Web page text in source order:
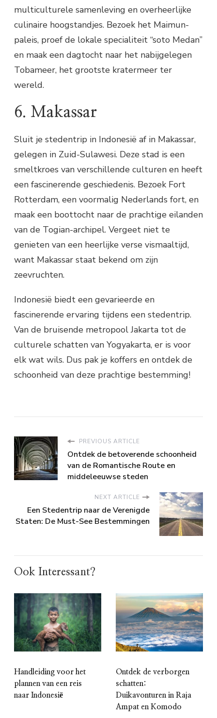
multiculturele samenleving en overheerlijke
culinaire hoogstandjes. Bezoek het Maimun-
paleis, proef de lokale specialiteit “soto Medan”
en maak een dagtocht naar het nabijgelegen
Tobameer, het grootste kratermeer ter
wereld.
6. Makassar
Sluit je stedentrip in Indonesië af in Makassar,
gelegen in Zuid-Sulawesi. Deze stad is een
smeltkroes van verschillende culturen en heeft
een fascinerende geschiedenis. Bezoek Fort
Rotterdam, een voormalig Nederlands fort, en
maak een boottocht naar de prachtige eilanden
van de Togian-archipel. Vergeet niet te
genieten van een heerlijke verse vismaaltijd,
want Makassar staat bekend om zijn
zeevruchten.
Indonesië biedt een gevarieerde en
fascinerende ervaring tijdens een stedentrip.
Van de bruisende metropool Jakarta tot de
culturele schatten van Yogyakarta, er is voor
elk wat wils. Dus pak je koffers en ontdek de
schoonheid van deze prachtige bestemming!
PREVIOUS ARTICLE
Ontdek de betoverende schoonheid
van de Romantische Route en
middeleeuwse steden
NEXT ARTICLE
Een Stedentrip naar de Verenigde
Staten: De Must-See Bestemmingen
Ook Interessant?
Handleiding voor het
plannen van een reis
naar Indonesië
Ontdek de verborgen
schatten:
Duikavonturen in Raja
Ampat en Komodo